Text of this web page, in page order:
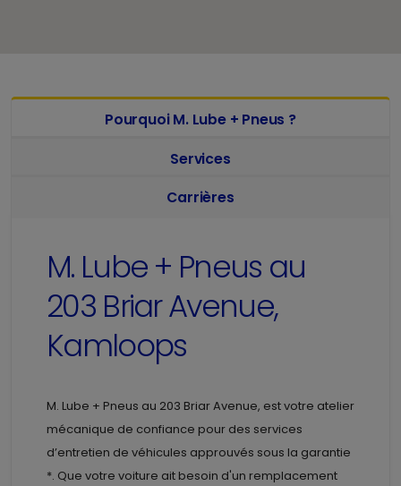
Pourquoi M. Lube + Pneus ?
Services
Carrières
M. Lube + Pneus au
203 Briar Avenue,
Kamloops
M. Lube + Pneus au 203 Briar Avenue, est votre atelier
mécanique de confiance pour des services
d’entretien de véhicules approuvés sous la garantie
*. Que votre voiture ait besoin d'un remplacement